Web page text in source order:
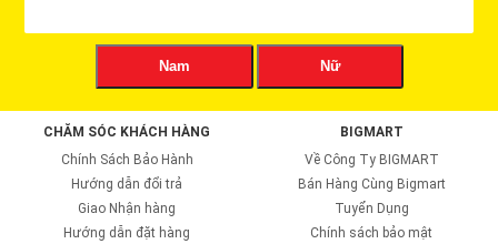
Nam Nữ
CHĂM SÓC KHÁCH HÀNG
Chính Sách Bảo Hành
Hướng dẫn đổi trả
Giao Nhận hàng
Hướng dẫn đặt hàng
BIGMART
Về Công Ty BIGMART
Bán Hàng Cùng Bigmart
Tuyển Dụng
Chính sách bảo mật